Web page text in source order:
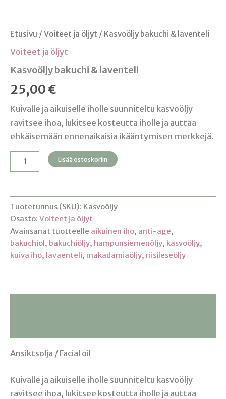
Etusivu / Voiteet ja öljyt / Kasvoöljy bakuchi & laventeli
Voiteet ja öljyt
Kasvoöljy bakuchi & laventeli
25,00€
Kuivalle ja aikuiselle iholle suunniteltu kasvoöljy
ravitsee ihoa, lukitsee kosteutta iholle ja auttaa
ehkäisemään ennenaikaisia ikääntymisen merkkejä.
bakuchi
määrä
Lisää ostoskoriin
Tuotetunnus (SKU): Kasvoöljy
Osasto: Voiteet ja öljyt
Avainsanat tuotteelle aikuinen iho, anti-age,
bakuchiol, bakuchiöljy, hampunsiemenöljy, kasvoöljy,
kuiva iho, lavaenteli, makadamiaöljy, riisileseöljy
Ansiktsolja / Facial oil
Kuivalle ja aikuiselle iholle suunniteltu kasvoöljy
ravitsee ihoa, lukitsee kosteutta iholle ja auttaa